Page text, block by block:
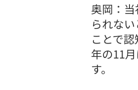
奥岡：
られな
ことで
年の11
す。